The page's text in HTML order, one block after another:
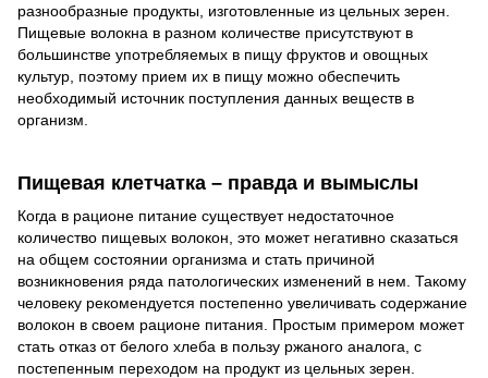
разнообразные продукты, изготовленные из цельных зерен.
Пищевые волокна в разном количестве присутствуют в
большинстве употребляемых в пищу фруктов и овощных
культур, поэтому прием их в пищу можно обеспечить
необходимый источник поступления данных веществ в
организм.
Пищевая клетчатка – правда и вымыслы
Когда в рационе питание существует недостаточное
количество пищевых волокон, это может негативно сказаться
на общем состоянии организма и стать причиной
возникновения ряда патологических изменений в нем. Такому
человеку рекомендуется постепенно увеличивать содержание
волокон в своем рационе питания. Простым примером может
стать отказ от белого хлеба в пользу ржаного аналога, с
постепенным переходом на продукт из цельных зерен.